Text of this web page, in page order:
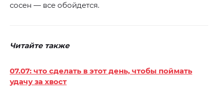
сосен — все обойдется.
Читайте также
07.07: что сделать в этот день, чтобы поймать
удачу за хвост